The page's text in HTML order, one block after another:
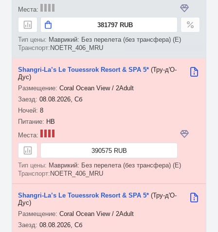
381797 RUB
Маврикий: Без перелета (без трансфера) (E)
NOETR_406_MRU
08.08.2026, Сб
8
Shangri-La’s Le Touessrok Resort & SPA 5* (Тру-д'О-
Дус)
Coral Ocean View / 2Adult
HB
390575 RUB
Маврикий: Без перелета (без трансфера) (E)
NOETR_406_MRU
08.08.2026, Сб
Shangri-La’s Le Touessrok Resort & SPA 5* (Тру-д'О-
Дус)
Coral Ocean View / 2Adult